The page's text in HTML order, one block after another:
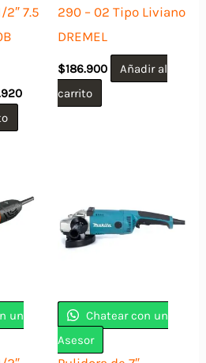
2″ 7.5
El
290 – 02 Tipo Liviano
DREMEL
$186.900
Añadir al
carrito
un
Chatear con un
Asesor